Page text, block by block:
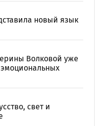
новый язык
Волковой уже
свет и